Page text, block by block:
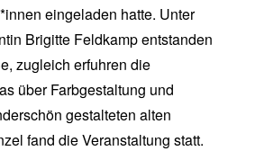
eingeladen hatte. Unter
Brigitte Feldkamp entstanden
zugleich erfuhren die
über Farbgestaltung und
gestalteten alten
fand die Veranstaltung statt.